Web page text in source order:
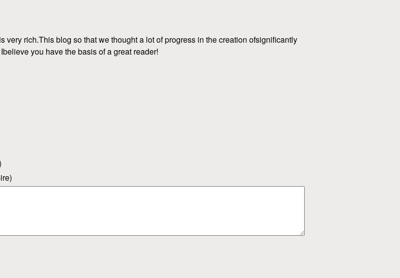
very rich.This blog so that we thought a lot of progress in the creation ofsignificantly
you have the basis of a great reader!